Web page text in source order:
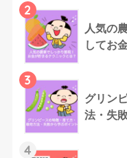
2
人気の
してお
3
グリン
法・失
4